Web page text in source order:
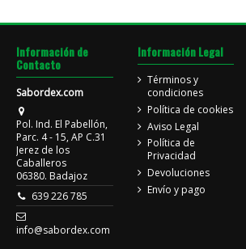
Información de
Contacto
Sabordex.com
Pol. Ind. El Pabellón,
Parc. 4 - 15, AP C.31
Jerez de los
Caballeros
06380. Badajoz
639 226 785
info@sabordex.com
Información Legal
Términos y
condiciones
Política de cookies
Aviso Legal
Política de
Privacidad
Devoluciones
Envío y pago